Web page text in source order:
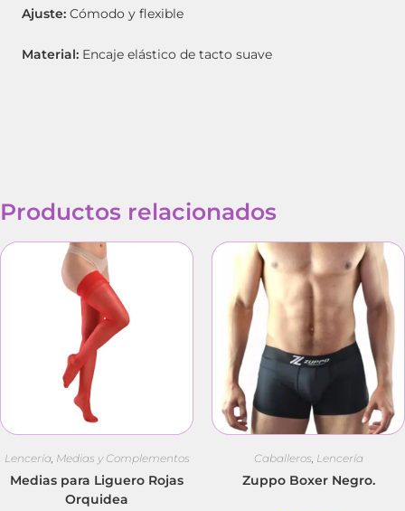
Ajuste: Cómodo y flexible
Material: Encaje elástico de tacto suave
Productos relacionados
Lencería, Medias y Complementos
Medias para Liguero Rojas
Orquidea
Caballeros Lencería
Zuppo Boxer Negro.